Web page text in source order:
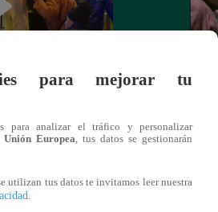
asesinado: todo
para mejorar tu
para analizar el tráfico y personalizar
Unión Europea, tus datos se gestionarán
utilizan tus datos te invitamos leer nuestra
.